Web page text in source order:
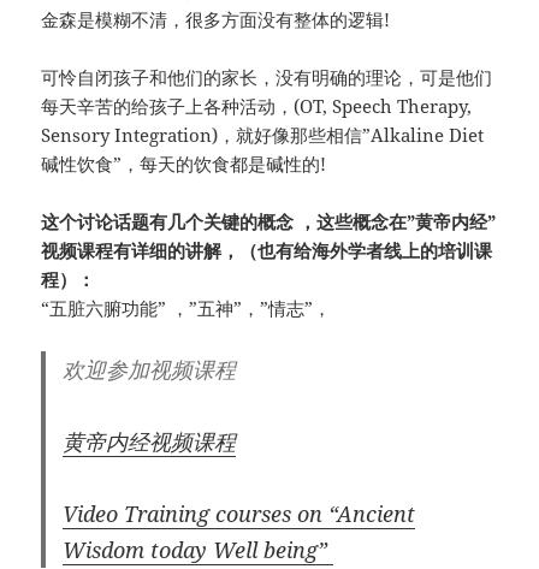
金森是模糊不清，很多方面没有整体的逻辑!
可怜自闭孩子和他们的家长，没有明确的理论，可是他们
每天辛苦的给孩子上各种活动，(OT, Speech Therapy,
Sensory Integration)，就好像那些相信”Alkaline Diet
碱性饮食”，每天的饮食都是碱性的!
这个讨论话题有几个关键的概念 ，这些概念在”黄帝内经”
视频课程有详细的讲解，（也有给海外学者线上的培训课
程）：
“五脏六腑功能” ，”五神”，”情志”，
欢迎参加视频课程
黄帝内经视频课程
Video Trainingcourses on “Ancient
Wisdom today Well being”